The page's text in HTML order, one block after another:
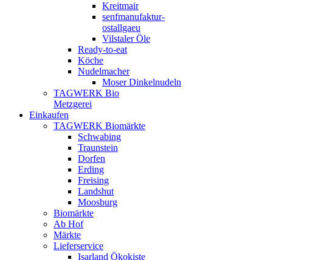
Kreitmair
senfmanufaktur-
ostallgaeu
Vilstaler Öle
Ready-to-eat
Köche
Nudelmacher
Moser Dinkelnudeln
TAGWERK Bio
Metzgerei
Einkaufen
TAGWERK Biomärkte
Schwabing
Traunstein
Dorfen
Erding
Freising
Landshut
Moosburg
Biomärkte
Ab Hof
Märkte
Lieferservice
Isarland Ökokiste